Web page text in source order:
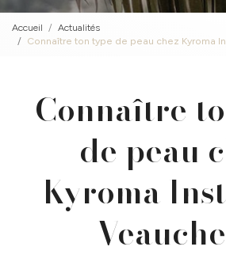
Accueil
Actualités
Connaître ton type de peau chez Kyroma
Connaître
de peau
Kyroma